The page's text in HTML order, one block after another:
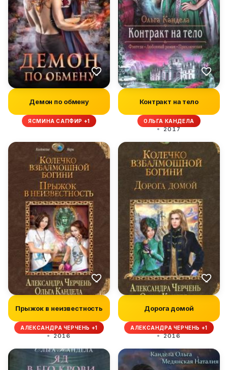
Демон по обмену
ЯСМИНА САПФИР +1
Контракт на тело
ОЛЬГА КАНДЕЛА
2017
Прыжок в неизвестность
АЛЕКСАНДРА ЧЕРЧЕНЬ +1
2016
Дорога домой
АЛЕКСАНДРА ЧЕРЧЕНЬ +1
2016